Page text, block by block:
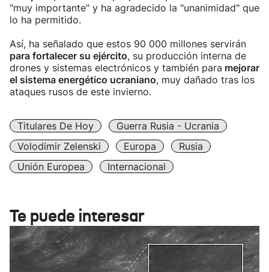
"muy importante" y ha agradecido la "unanimidad" que
lo ha permitido.
Así, ha señalado que estos 90 000 millones servirán
para fortalecer su ejército, su producción interna de
drones y sistemas electrónicos y también para mejorar
el sistema energético ucraniano, muy dañado tras los
ataques rusos de este invierno.
Titulares De Hoy
Guerra Rusia - Ucrania
Volodimir Zelenski
Europa
Rusia
Unión Europea
Internacional
Te puede interesar